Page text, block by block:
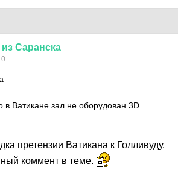
из Саранска
в Ватикане зал не оборудован 3D.
претензии Ватикана к Голливуду.
коммент в теме.